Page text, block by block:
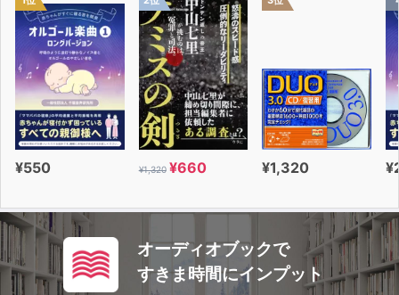
¥550 ¥1,320 ¥660 ¥1,320
オーディオブックで
すきま時間にインプット